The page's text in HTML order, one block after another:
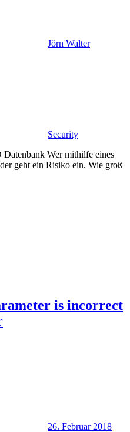
Jörn Walter
Security
Wer mithilfe eines
geht ein Risiko ein. Wie groß
is incorrect
26. Februar 2018